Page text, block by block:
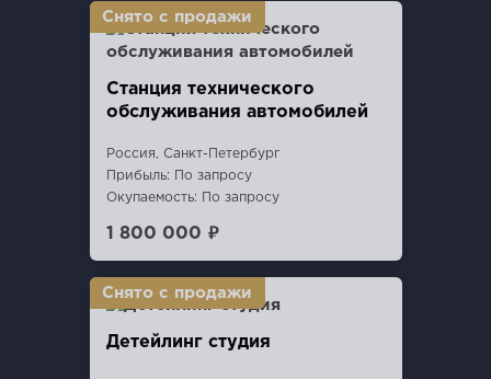
Станция технического
обслуживания автомобилей
Россия, Санкт-Петербург
Прибыль: По запросу
Окупаемость: По запросу
1 800 000 ₽
Детейлинг студия